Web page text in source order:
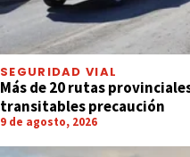
SEGURIDAD VIAL
Más de 20 rutas
transitables precaución
9 de agosto, 2026